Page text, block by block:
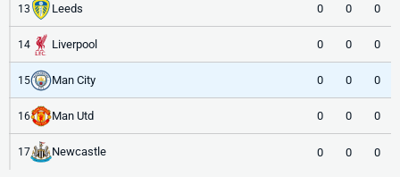
13 Leeds 0 0 0
14 Liverpool 0 0 0
15 Man City 0 0 0
16 Man Utd 0 0 0
17 Newcastle 0 0 0